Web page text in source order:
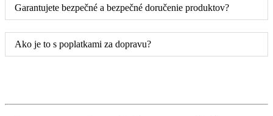
Garantujete bezpečné a bezpečné doručenie produktov?
Ako je to s poplatkami za dopravu?